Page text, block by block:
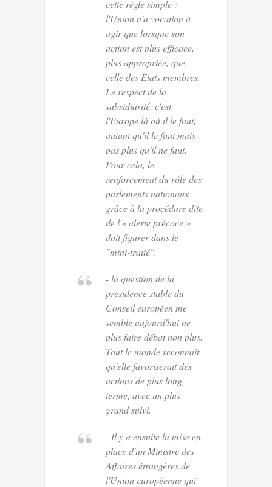
cette règle simple :
l'Union n'a vocation à
agir que lorsque son
action est plus efficace,
plus appropriée, que
celle des Etats membres.
Le respect de la
subsidiarité, c'est
l'Europe là où il le faut,
autant qu'il le faut mais
pas plus qu'il ne faut.
Pour cela, le
renforcement du rôle des
parlements nationaux
grâce à la procédure dite
de l'« alerte précoce »
doit figurer dans le
"mini-traité".
- la question de la
présidence stable du
Conseil européen me
semble aujourd'hui ne
plus faire débat non plus.
Tout le monde reconnaît
qu'elle favoriserait des
actions de plus long
terme, avec un plus
grand suivi.
- Il y a ensuite la mise en
place d'un Ministre des
Affaires étrangères de
l'Union européenne qui